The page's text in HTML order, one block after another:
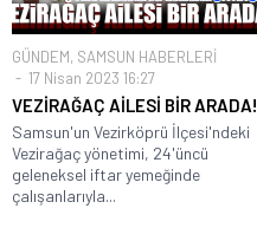
GÜNDEM, SAMSUN HABERLERİ
17 Nisan 2023 16:27
VEZİRAĞAÇ AİLESİ BİR ARADA!
Samsun'un Vezirköprü İlçesi'ndeki
Vezirağaç yönetimi, 24'üncü
geleneksel iftar yemeğinde
çalışanlarıyla...